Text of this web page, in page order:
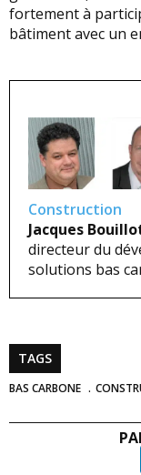
fortement à
bâtiment avec un
Construction
Jacques
directeur du
solutions bas
TAGS
BAS CARBONE